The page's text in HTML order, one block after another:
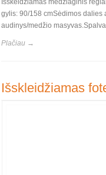
gylis: 90/158 cmSėdimos dalies
audinys/medžio
Plačiau →
Išskleidžiamas